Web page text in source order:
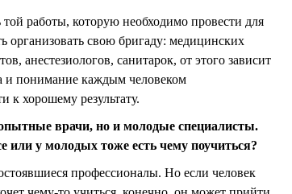
работы, которую необходимо провести для
организовать свою бригаду: медицинских
анестезиологов, санитарок, от этого зависит
и понимание каждым человеком
к хорошему результату.
врачи, но и молодые специалисты.
или у молодых тоже есть чему поучиться?
профессионалы. Но если человек